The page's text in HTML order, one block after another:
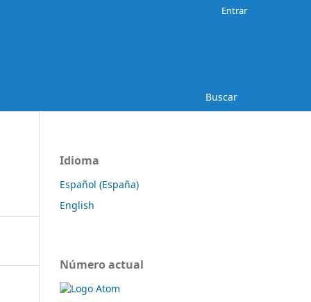
Buscar
Entrar
Idioma
Español (España)
English
Número actual